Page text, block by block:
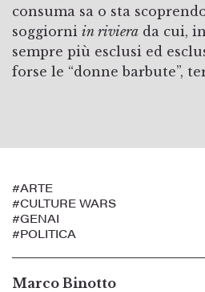
consuma sa o sta
soggiorni in riviera da cui,
sempre più esclusi ed
forse le “donne barbute”,
#ARTE
#CULTURE WARS
#GENAI
#POLITICA
Marco Binotto